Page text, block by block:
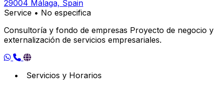
29004 Málaga, Spain
Service • No especifica
Consultoría y fondo de empresas Proyecto de negocio y
externalización de servicios empresariales.
Servicios y Horarios